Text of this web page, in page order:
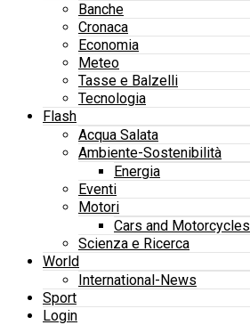
Banche
Cronaca
Economia
Meteo
Tasse e Balzelli
Tecnologia
Flash
Acqua Salata
Ambiente-Sostenibilità
Energia
Eventi
Motori
Cars and Motorcycles
Scienza e Ricerca
World
International-News
Sport
Login